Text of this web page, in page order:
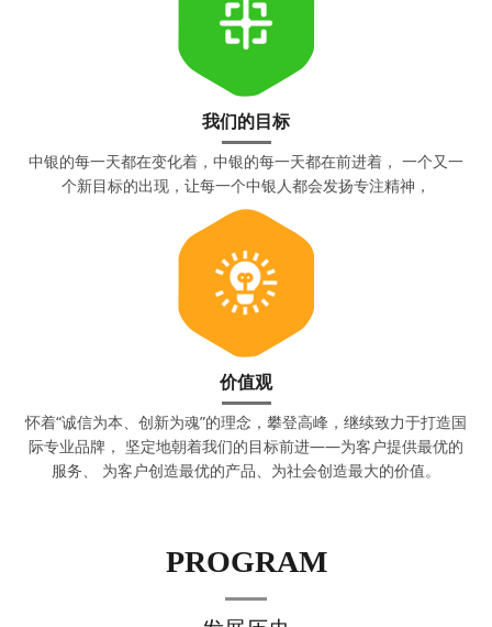
我们的目标
中银的每一天都在变化着，中银的每一天都在前进着， 一个又一
个新目标的出现，让每一个中银人都会发扬专注精神，
价值观
怀着“诚信为本、创新为魂”的理念，攀登高峰，继续致力于打造国
际专业品牌， 坚定地朝着我们的目标前进——为客户提供最优的
服务、 为客户创造最优的产品、为社会创造最大的价值。
PROGRAM